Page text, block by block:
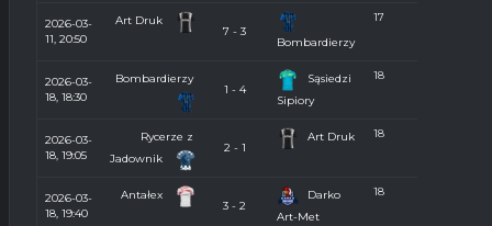
2026-03-
11, 20:50
Art Druk
7 - 3
Bombardierzy
17
2026-03-
18, 18:30
Bombardierzy
1 - 4
Sąsiedzi
Sipiory
18
2026-03-
18, 19:05
Rycerze z
Jadownik
2 - 1
Art Druk 18
2026-03-
18, 19:40
Antałex
3 - 2
Darko
Art-Met
18